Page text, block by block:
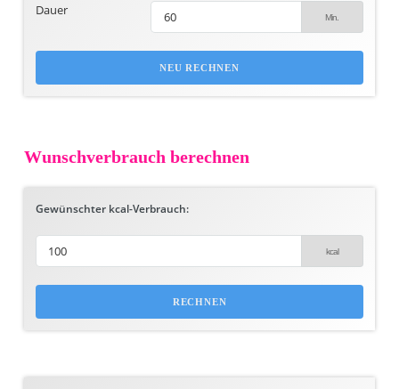
Dauer
NEU RECHNEN
Wunschverbrauch berechnen
Gewünschter kcal-Verbrauch: